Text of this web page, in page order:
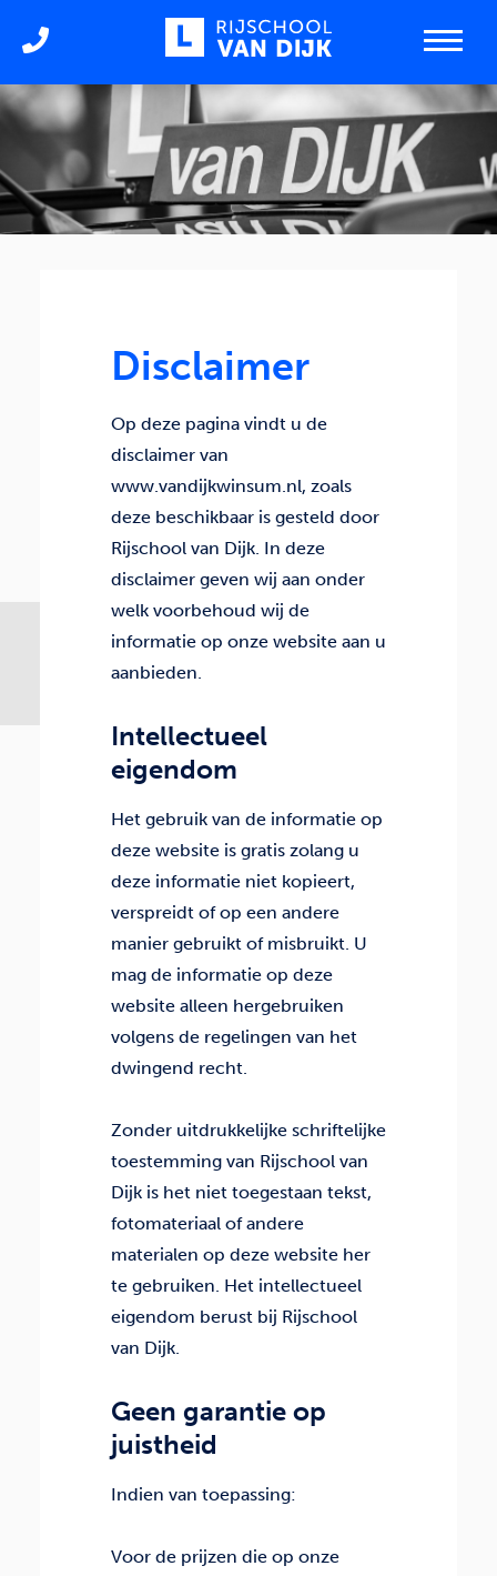
Disclaimer
Op deze pagina vindt u de
disclaimer van
www.vandijkwinsum.nl, zoals
deze beschikbaar is gesteld door
Rijschool van Dijk. In deze
disclaimer geven wij aan onder
welk voorbehoud wij de
informatie op onze website aan u
aanbieden.
Intellectueel
eigendom
Het gebruik van de informatie op
deze website is gratis zolang u
deze informatie niet kopieert,
verspreidt of op een andere
manier gebruikt of misbruikt. U
mag de informatie op deze
website alleen hergebruiken
volgens de regelingen van het
dwingend recht.
Zonder uitdrukkelijke schriftelijke
toestemming van Rijschool van
Dijk is het niet toegestaan tekst,
fotomateriaal of andere
materialen op deze website her
te gebruiken. Het intellectueel
eigendom berust bij Rijschool
van Dijk.
Geen garantie op
juistheid
Indien van toepassing:
Voor de prijzen die op onze